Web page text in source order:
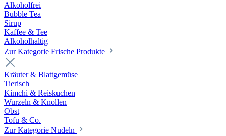
Alkoholfrei
Bubble Tea
Sirup
Kaffee & Tee
Alkoholhaltig
Zur Kategorie Frische Produkte
Kräuter & Blattgemüse
Tierisch
Kimchi & Reiskuchen
Wurzeln & Knollen
Obst
Tofu & Co.
Zur Kategorie Nudeln